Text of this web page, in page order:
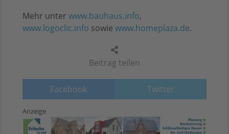
Beitrag teilen
Facebook Twitter
Mehr unter www.bauhaus.info,
www.logoclic.info sowie www.homeplaza.de.
Anzeige